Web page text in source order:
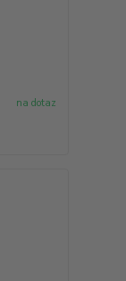
na dotaz